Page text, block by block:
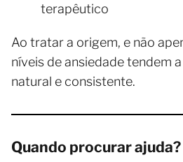
terapêutico
Ao tratar a origem, e não
níveis de ansiedade tendem
natural e consistente.
Quando procurar ajuda?